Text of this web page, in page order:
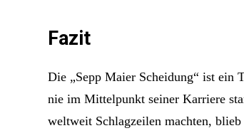
Fazit
Die „Sepp Maier Scheidung“ ist ein
nie im Mittelpunkt seiner Karriere
weltweit Schlagzeilen machten,